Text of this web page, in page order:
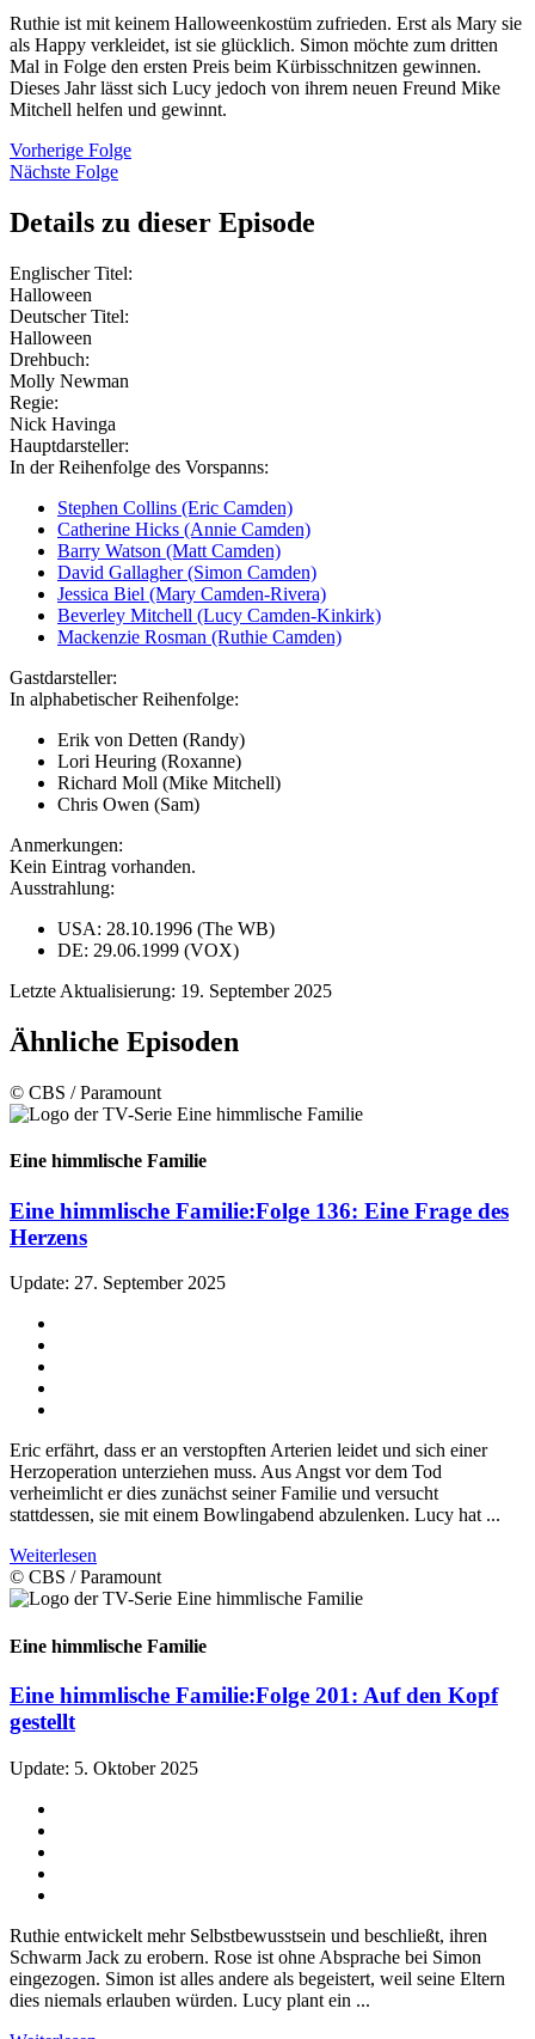
Ruthie ist mit keinem Halloweenkostüm zufrieden. Erst als Mary sie
als Happy verkleidet, ist sie glücklich. Simon möchte zum dritten
Mal in Folge den ersten Preis beim Kürbisschnitzen gewinnen.
Dieses Jahr lässt sich Lucy jedoch von ihrem neuen Freund Mike
Mitchell helfen und gewinnt.
Vorherige Folge
Nächste Folge
Details zu dieser Episode
Englischer Titel:
Halloween
Deutscher Titel:
Halloween
Drehbuch:
Molly Newman
Regie:
Nick Havinga
Hauptdarsteller:
In der Reihenfolge des Vorspanns:
Stephen Collins (Eric Camden)
Catherine Hicks (Annie Camden)
Barry Watson (Matt Camden)
David Gallagher (Simon Camden)
Jessica Biel (Mary Camden-Rivera)
Beverley Mitchell (Lucy Camden-Kinkirk)
Mackenzie Rosman (Ruthie Camden)
Gastdarsteller:
In alphabetischer Reihenfolge:
Erik von Detten (Randy)
Lori Heuring (Roxanne)
Richard Moll (Mike Mitchell)
Chris Owen (Sam)
Anmerkungen:
Kein Eintrag vorhanden.
Ausstrahlung:
USA: 28.10.1996 (The WB)
DE: 29.06.1999 (VOX)
Letzte Aktualisierung: 19. September 2025
Ähnliche Episoden
© CBS / Paramount
Eine himmlische Familie
Eine himmlische Familie:Folge 136: Eine Frage des
Herzens
Update: 27. September 2025
Eric erfährt, dass er an verstopften Arterien leidet und sich einer
Herzoperation unterziehen muss. Aus Angst vor dem Tod
verheimlicht er dies zunächst seiner Familie und versucht
stattdessen, sie mit einem Bowlingabend abzulenken. Lucy hat ...
Weiterlesen
© CBS / Paramount
Eine himmlische Familie
Eine himmlische Familie:Folge 201: Auf den Kopf
gestellt
Update: 5. Oktober 2025
Ruthie entwickelt mehr Selbstbewusstsein und beschließt, ihren
Schwarm Jack zu erobern. Rose ist ohne Absprache bei Simon
eingezogen. Simon ist alles andere als begeistert, weil seine Eltern
dies niemals erlauben würden. Lucy plant ein ...